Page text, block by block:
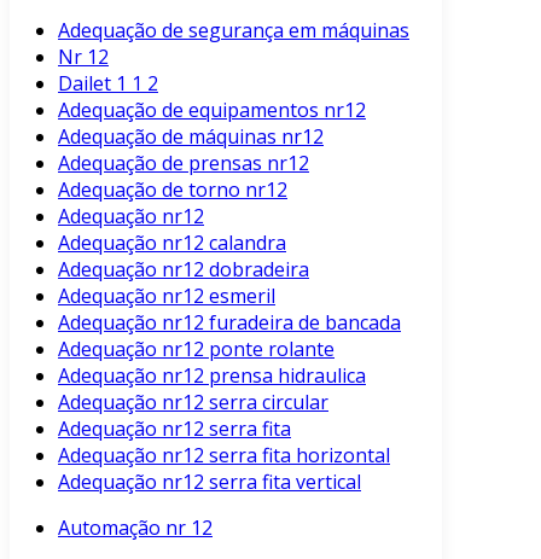
Adequação de segurança em máquinas
Nr 12
Dailet 1 1 2
Adequação de equipamentos nr12
Adequação de máquinas nr12
Adequação de prensas nr12
Adequação de torno nr12
Adequação nr12
Adequação nr12 calandra
Adequação nr12 dobradeira
Adequação nr12 esmeril
Adequação nr12 furadeira de bancada
Adequação nr12 ponte rolante
Adequação nr12 prensa hidraulica
Adequação nr12 serra circular
Adequação nr12 serra fita
Adequação nr12 serra fita horizontal
Adequação nr12 serra fita vertical
Automação nr 12